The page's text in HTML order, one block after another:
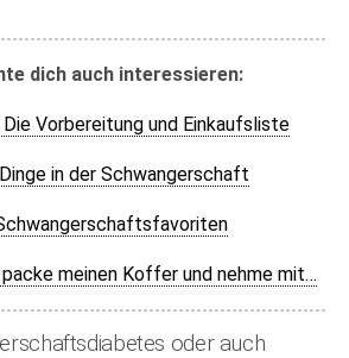
dich auch interessieren:
Vorbereitung und Einkaufsliste
in der Schwangerschaft
meinen Koffer und nehme mit…
oder auch